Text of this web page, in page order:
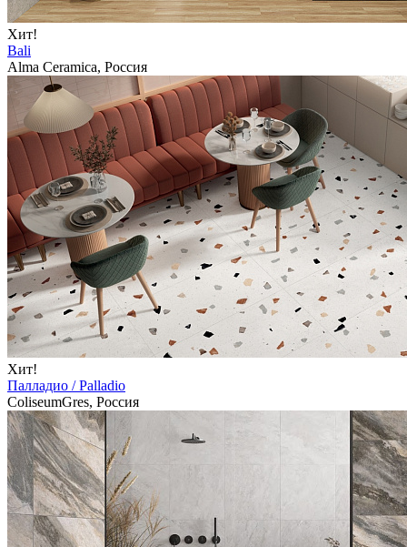
Хит!
Bali
Alma Ceramica, Россия
Хит!
Палладио / Palladio
ColiseumGres, Россия